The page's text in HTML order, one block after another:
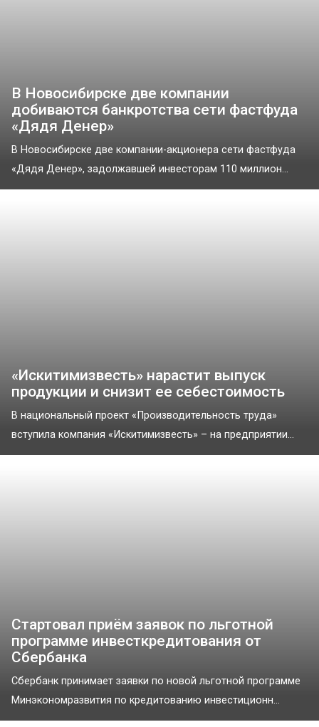
В Новосибирске две компании
добиваются банкротства сети фастфуда
«Дядя Денер»
В Новосибирске две компании-акционера сети фастфуда
«Дядя Денер», задолжавшей инвесторам 110 миллион...
«Искитимизвесть» нарастит выпуск
продукции и снизит ее себестоимость
В национальный проект «Производительность труда»
вступила компания «Искитимизвесть» – на предприятии...
Стартовал приём заявок по льготной
программе инвесткредитования от
Сбербанка
Сбербанк принимает заявки по новой льготной программе
Минэкономразвития по кредитованию инвестиционн...